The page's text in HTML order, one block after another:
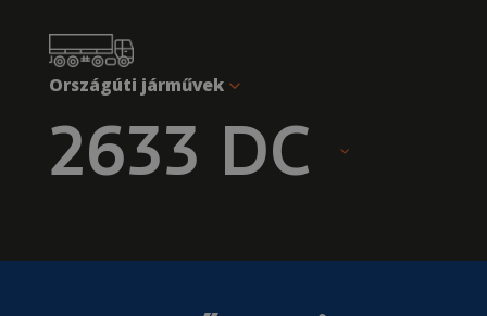
Országúti járművek
2633 DC